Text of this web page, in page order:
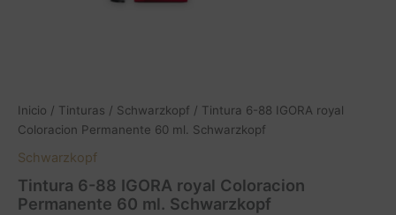
Inicio / Tinturas / Schwarzkopf / Tintura 6-88 IGORA royal
Coloracion Permanente 60 ml. Schwarzkopf
Schwarzkopf
Tintura 6-88 IGORA royal Coloracion
Permanente 60 ml. Schwarzkopf